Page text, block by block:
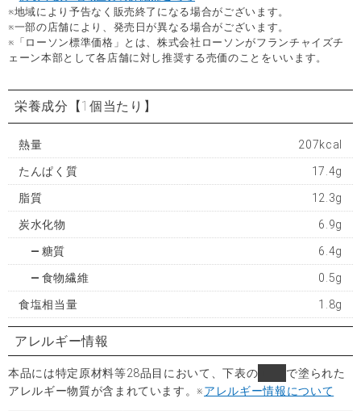
※地域により予告なく販売終了になる場合がございます。
※一部の店舗により、発売日が異なる場合がございます。
※「ローソン標準価格」とは、株式会社ローソンがフランチャイズチ
ェーン本部として各店舗に対し推奨する売価のことをいいます。
栄養成分 【1個当たり】
熱量 207kcal
たんぱく質 17.4g
脂質 12.3g
炭水化物 6.9g
糖質 6.4g
食物繊維 0.5g
食塩相当量 1.8g
アレルギー情報
本品には特定原材料等28品目において、下表の
で塗られた
アレルギー物質が含まれています。※アレルギー情報について